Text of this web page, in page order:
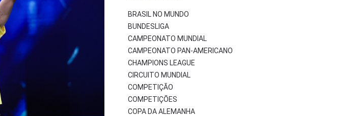
BRASIL NO MUNDO
BUNDESLIGA
CAMPEONATO MUNDIAL
CAMPEONATO PAN-AMERICANO
CHAMPIONS LEAGUE
CIRCUITO MUNDIAL
COMPETIÇÃO
COMPETIÇÕES
COPA DA ALEMANHA